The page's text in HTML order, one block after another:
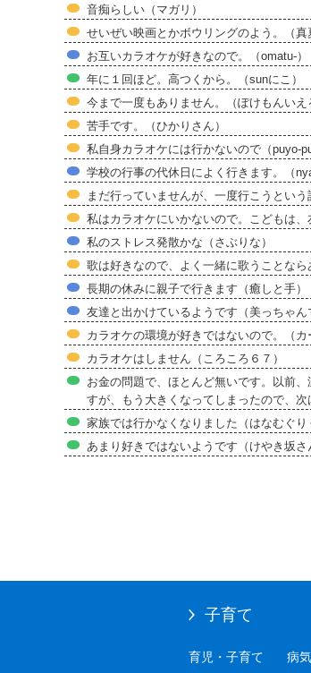
音痴らしい（マガリ）
せいぜい映画とかボウリングのよう。（真
お互いカラオケが好きなので。（omatu-）
年に１回ほど。高つくから。（sunにこ）
今まで一度もありません。（ぽけもんいえ
苦手です。（ひかりさん）
私自身カラオケには行かないので（puyo-
学校の行事の代休日によく行きます。（
まだ行っていませんが、一度行こうという
私はカラオケにいかないので。こどもは
私のストレス発散かな（さぶりな）
歌は好きなので、よく一緒に歌うことなら
長期の休みに親子で行きます（癒しと手）
友達と出かけているようです（美っちゃん
カラオケの環境が好きではないので。（カ
カラオケはしません（ころころ６７）
お金の問題で、ほとんど無いです。以前
すが、もう大きくなってしまったので、
家族では行かなくなりました（はなむぐり
あまり好きではないようです（けやき坂さ
子育て
育児・子育て 病気